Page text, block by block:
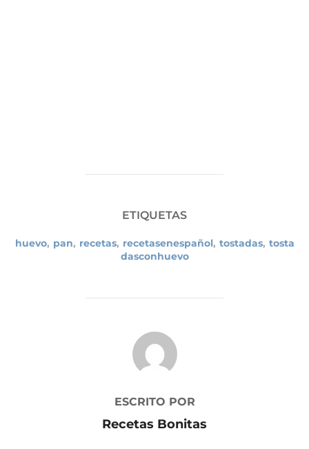
ETIQUETAS
huevo, pan, recetas, recetasenespañol, tostadas, tosta
dasconhuevo
AUTOR DE LA PUBLICACIÓN
ESCRITO POR
Recetas Bonitas